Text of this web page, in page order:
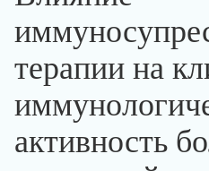
терапии на
активность